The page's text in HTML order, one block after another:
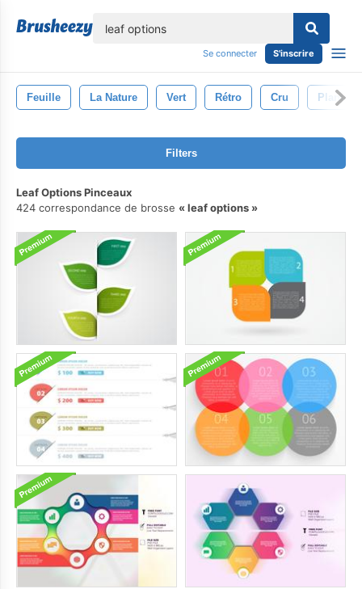
Se connecter S'inscrire
Feuille La Nature Vert Rétro Cru Plante
Filters
Leaf Options Pinceaux
424 correspondance de brosse
leaf options